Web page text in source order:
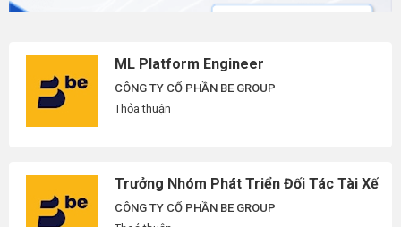
ML Platform Engineer
CÔNG TY CỔ PHẦN BE GROUP
Thỏa thuận
Trưởng Nhóm Phát Triển Đối Tác Tài Xế
CÔNG TY CỔ PHẦN BE GROUP